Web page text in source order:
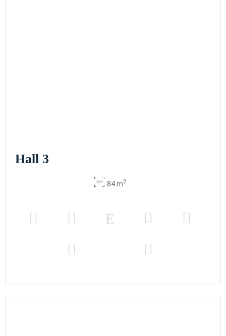
Hall 3
84 m2